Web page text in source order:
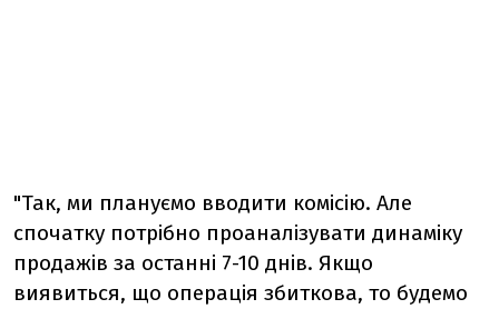
"Так, ми плануємо вводити комісію. Але
спочатку потрібно проаналізувати динаміку
продажів за останні 7-10 днів. Якщо
виявиться, що операція збиткова, то будемо